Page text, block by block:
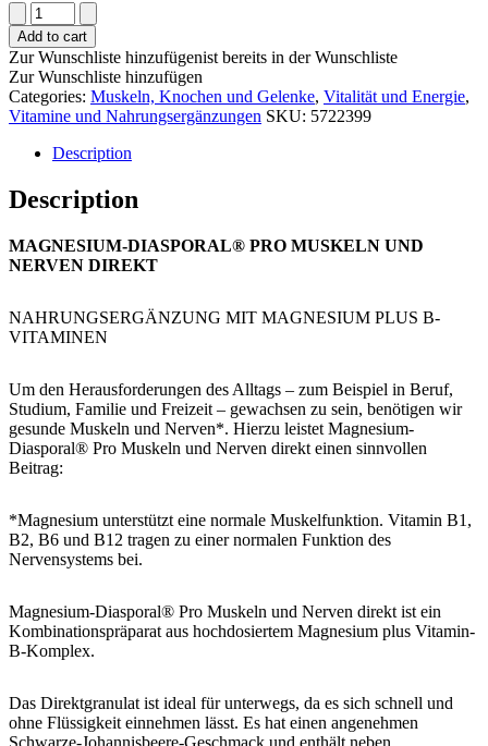
Magnesium-
Diasporal®
Pro
DEPOT
Muskeln
und
Nerven
quantity
Add to cart
Zur Wunschliste hinzufügenist bereits in der Wunschliste
Zur Wunschliste hinzufügen
Categories: Muskeln, Knochen und Gelenke, Vitalität und Energie,
Vitamine und Nahrungsergänzungen SKU: 5722399
Description
Description
MAGNESIUM-DIASPORAL® PRO MUSKELN UND
NERVEN DIREKT
NAHRUNGSERGÄNZUNG MIT MAGNESIUM PLUS B-
VITAMINEN
Um den Herausforderungen des Alltags – zum Beispiel in Beruf,
Studium, Familie und Freizeit – gewachsen zu sein, benötigen wir
gesunde Muskeln und Nerven*. Hierzu leistet Magnesium-
Diasporal® Pro Muskeln und Nerven direkt einen sinnvollen
Beitrag:
*Magnesium unterstützt eine normale Muskelfunktion. Vitamin B1,
B2, B6 und B12 tragen zu einer normalen Funktion des
Nervensystems bei.
Magnesium-Diasporal® Pro Muskeln und Nerven direkt ist ein
Kombinationspräparat aus hochdosiertem Magnesium plus Vitamin-
B-Komplex.
Das Direktgranulat ist ideal für unterwegs, da es sich schnell und
ohne Flüssigkeit einnehmen lässt. Es hat einen angenehmen